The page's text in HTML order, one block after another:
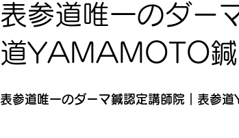
表参道唯一のダー
道YAMAMOTO鍼
表参道唯一のダーマ鍼認定講師院｜表参